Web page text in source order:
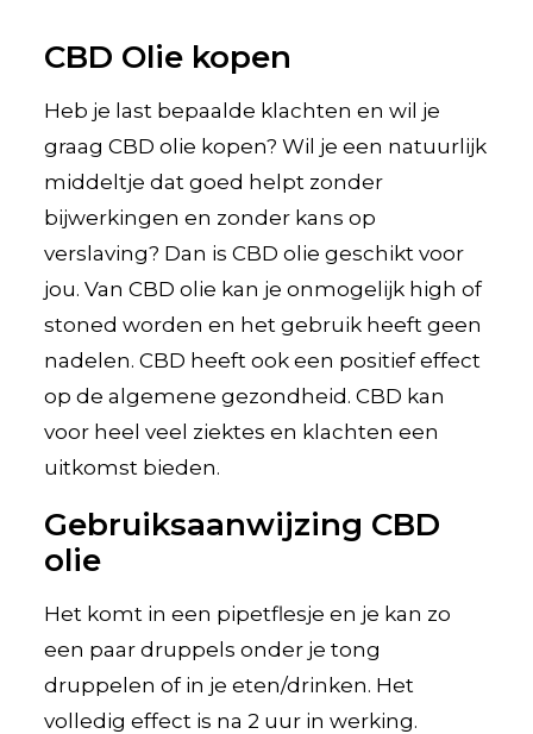
CBD Olie kopen
Heb je last bepaalde klachten en wil je
graag CBD olie kopen? Wil je een natuurlijk
middeltje dat goed helpt zonder
bijwerkingen en zonder kans op
verslaving? Dan is CBD olie geschikt voor
jou. Van CBD olie kan je onmogelijk high of
stoned worden en het gebruik heeft geen
nadelen. CBD heeft ook een positief effect
op de algemene gezondheid. CBD kan
voor heel veel ziektes en klachten een
uitkomst bieden.
Gebruiksaanwijzing CBD
olie
Het komt in een pipetflesje en je kan zo
een paar druppels onder je tong
druppelen of in je eten/drinken. Het
volledig effect is na 2 uur in werking.